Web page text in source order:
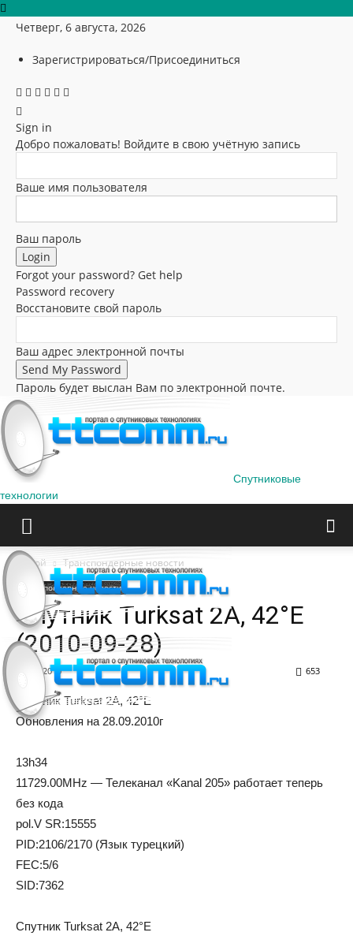
Четверг, 6 августа, 2026
Зарегистрироваться/Присоединиться
Sign in
Добро пожаловать! Войдите в свою учётную запись
Ваше имя пользователя
Ваш пароль
Forgot your password? Get help
Password recovery
Восстановите свой пароль
Ваш адрес электронной почты
Пароль будет выслан Вам по электронной почте.
Спутниковые
технологии
Домой Транспондерные новости
Транспондерные новости
Спутник Turksat 2A, 42°E
(2010-09-28)
28.09.2010 653
Спутник Turksat 2A, 42°E
Обновления на 28.09.2010г
13h34
11729.00MHz — Телеканал «Kanal 205» работает теперь
без кода
pol.V SR:15555
PID:2106/2170 (Язык турецкий)
FEC:5/6
SID:7362
Спутник Turksat 2A, 42°E